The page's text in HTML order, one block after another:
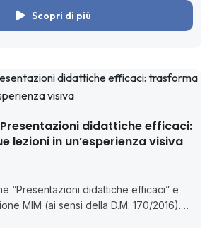
Scopri di più
didattiche efficaci:
lezioni in un’esperienza visiva
“Presentazioni didattiche efficaci” e
MIM (ai sensi della D.M. 170/2016).